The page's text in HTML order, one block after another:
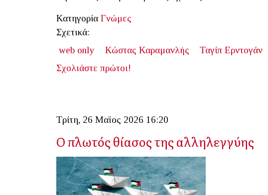
Κατηγορία Γνώμες
Σχετικά:
web only
Κώστας Καραμανλής Ταγίπ Ερντογάν
Σχολιάστε πρώτοι!
Τρίτη, 26 Μαϊος 2026 16:20
Ο πλωτός θίασος της αλληλεγγύης